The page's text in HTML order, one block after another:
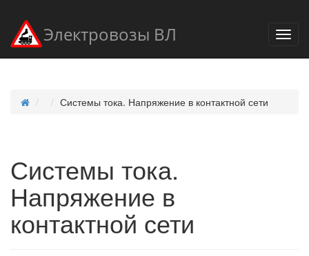
Электровозы ВЛ
Системы тока. Напряжение в контактной сети
Системы тока.
Напряжение в
контактной сети